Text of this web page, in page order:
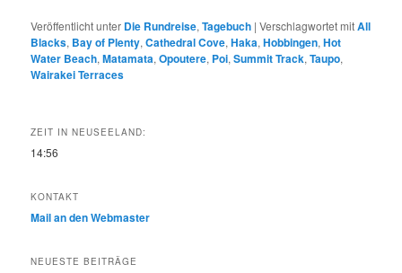
Veröffentlicht unter Die Rundreise,Tagebuch |Verschlagwortet mitAll
Blacks, Bay of Plenty,Cathedral Cove,Haka,Hobbingen,Hot
Water Beach,Matamata,Opoutere, Poi,Summit Track,Taupo,
Wairakei Terraces
ZEIT IN NEUSEELAND:
14:56
KONTAKT
Mail an den Webmaster
NEUESTE BEITRÄGE